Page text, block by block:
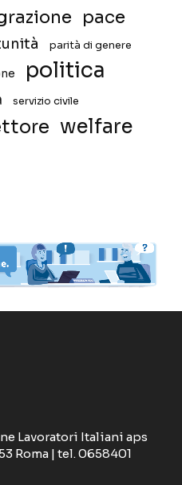
pace
parità di genere
politica
servizio civile
welfare
Lavoratori Italiani aps
Roma | tel. 0658401